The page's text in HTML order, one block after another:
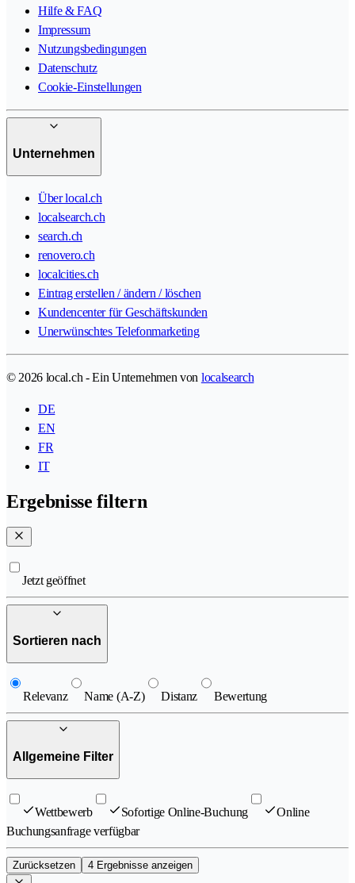
Hilfe & FAQ
Impressum
Nutzungsbedingungen
Datenschutz
Cookie-Einstellungen
Unternehmen
Über local.ch
localsearch.ch
search.ch
renovero.ch
localcities.ch
Eintrag erstellen / ändern / löschen
Kundencenter für Geschäftskunden
Unerwünschtes Telefonmarketing
© 2026 local.ch - Ein Unternehmen von localsearch
DE
EN
FR
IT
Ergebnisse filtern
Jetzt geöffnet
Sortieren nach
Relevanz Name (A-Z) Distanz Bewertung
Allgemeine Filter
Wettbewerb Sofortige Online-Buchung
Online
Buchungsanfrage verfügbar
Zurücksetzen 4 Ergebnisse anzeigen